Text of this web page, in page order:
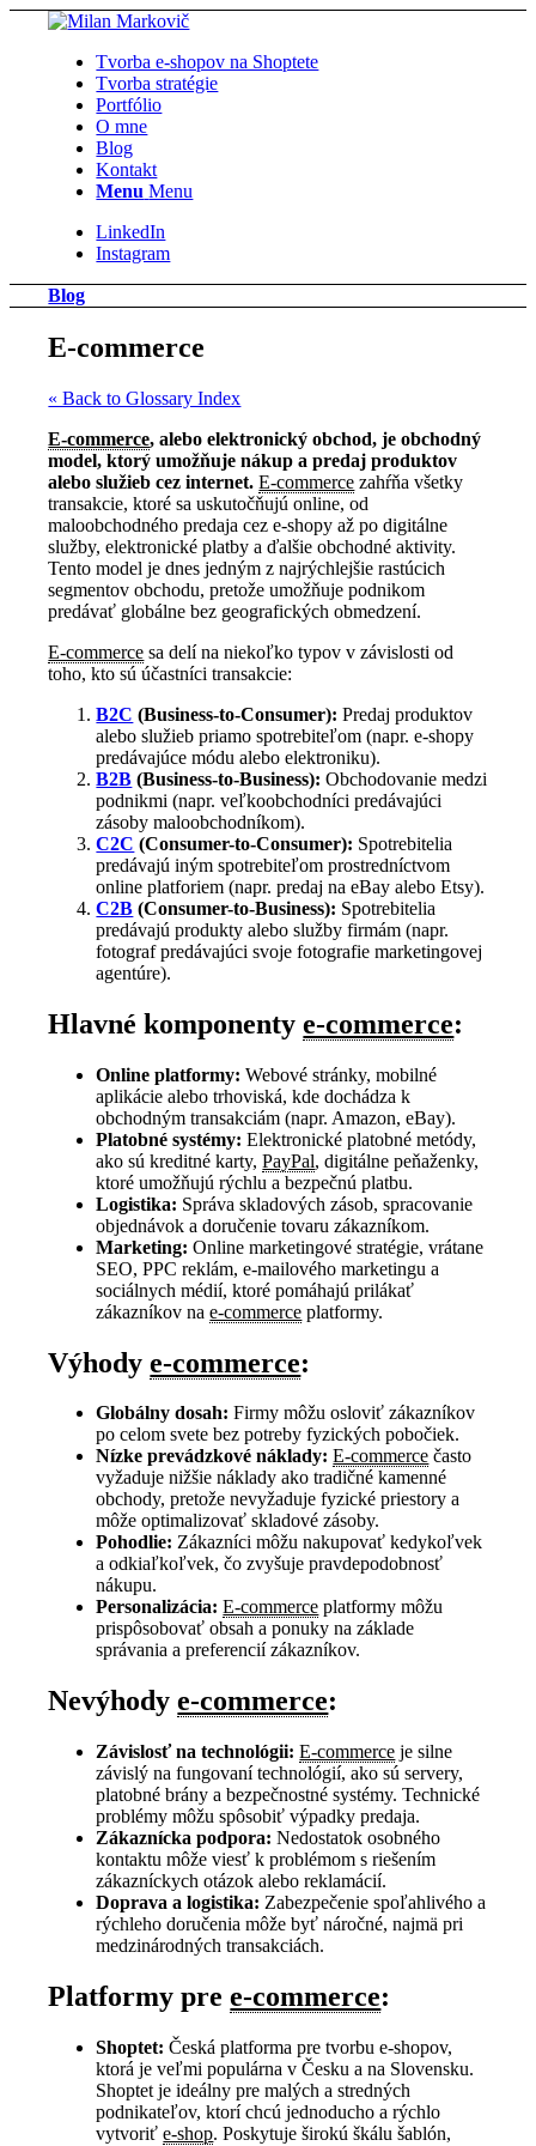
Tvorba e-shopov na Shoptete
Tvorba stratégie
Portfólio
O mne
Blog
Kontakt
Menu Menu
LinkedIn
Instagram
Blog
E-commerce
« Back to Glossary Index
E-commerce, alebo elektronický obchod, je obchodný
model, ktorý umožňuje nákup a predaj produktov
alebo služieb cez internet. E-commerce zahŕňa všetky
transakcie, ktoré sa uskutočňujú online, od
maloobchodného predaja cez e-shopy až po digitálne
služby, elektronické platby a ďalšie obchodné aktivity.
Tento model je dnes jedným z najrýchlejšie rastúcich
segmentov obchodu, pretože umožňuje podnikom
predávať globálne bez geografických obmedzení.
E-commerce sa delí na niekoľko typov v závislosti od
toho, kto sú účastníci transakcie:
B2C (Business-to-Consumer): Predaj produktov
alebo služieb priamo spotrebiteľom (napr. e-shopy
predávajúce módu alebo elektroniku).
B2B (Business-to-Business): Obchodovanie medzi
podnikmi (napr. veľkoobchodníci predávajúci
zásoby maloobchodníkom).
C2C (Consumer-to-Consumer): Spotrebitelia
predávajú iným spotrebiteľom prostredníctvom
online platforiem (napr. predaj na eBay alebo Etsy).
C2B (Consumer-to-Business): Spotrebitelia
predávajú produkty alebo služby firmám (napr.
fotograf predávajúci svoje fotografie marketingovej
agentúre).
Hlavné komponentye-commerce:
Online platformy: Webové stránky, mobilné
aplikácie alebo trhoviská, kde dochádza k
obchodným transakciám (napr. Amazon, eBay).
Platobné systémy: Elektronické platobné metódy,
ako sú kreditné karty,PayPal, digitálne peňaženky,
ktoré umožňujú rýchlu a bezpečnú platbu.
Logistika: Správa skladových zásob, spracovanie
objednávok a doručenie tovaru zákazníkom.
Marketing: Online marketingové stratégie, vrátane
SEO, PPC reklám, e-mailového marketingu a
sociálnych médií, ktoré pomáhajú prilákať
zákazníkov nae-commerce platformy.
Výhodye-commerce:
Globálny dosah: Firmy môžu osloviť zákazníkov
po celom svete bez potreby fyzických pobočiek.
Nízke prevádzkové náklady: E-commerce často
vyžaduje nižšie náklady ako tradičné kamenné
obchody, pretože nevyžaduje fyzické priestory a
môže optimalizovať skladové zásoby.
Pohodlie: Zákazníci môžu nakupovať kedykoľvek
a odkiaľkoľvek, čo zvyšuje pravdepodobnosť
nákupu.
Personalizácia: E-commerce platformy môžu
prispôsobovať obsah a ponuky na základe
správania a preferencií zákazníkov.
Nevýhodye-commerce:
Závislosť na technológii: E-commerce je silne
závislý na fungovaní technológií, ako sú servery,
platobné brány a bezpečnostné systémy. Technické
problémy môžu spôsobiť výpadky predaja.
Zákaznícka podpora: Nedostatok osobného
kontaktu môže viesť k problémom s riešením
zákazníckych otázok alebo reklamácií.
Doprava a logistika: Zabezpečenie spoľahlivého a
rýchleho doručenia môže byť náročné, najmä pri
medzinárodných transakciách.
Platformy pree-commerce:
Shoptet: Česká platforma pre tvorbu e-shopov,
ktorá je veľmi populárna v Česku a na Slovensku.
Shoptet je ideálny pre malých a stredných
podnikateľov, ktorí chcú jednoducho a rýchlo
vytvoriťe-shop. Poskytuje širokú škálu šablón,